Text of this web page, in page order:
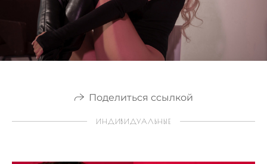
Поделиться ссылкой
ИНДИВИДУАЛЬНЫЕ